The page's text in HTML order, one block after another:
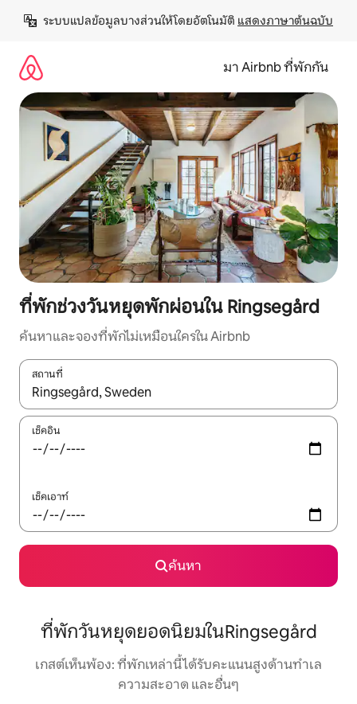
เนื้อหา
ระบบแปลข้อมูลบางส่วนให้โดยอัตโนมัติ แสดงภาษาต้นฉบับ
มา Airbnb ที่พักกัน
ที่พักช่วงวันหยุดพักผ่อนใน Ringsegård
ค้นหาและจองที่พักไม่เหมือนใครใน Airbnb
สถานที่
ใช้ลูกศรขึ้นลง หรือใช้การสัมผัสหรือปัด เพื่อสำรวจผลการค้นหา
เช็คอิน
เช็คเอาท์
ค้นหา
ที่พักวันหยุดยอดนิยมในRingsegård
เกสต์เห็นพ้อง: ที่พักเหล่านี้ได้รับคะแนนสูงด้านทำเล
ความสะอาด และอื่นๆ